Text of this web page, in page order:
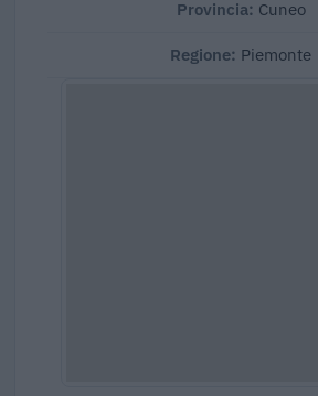
Provincia: Cuneo
Regione: Piemonte